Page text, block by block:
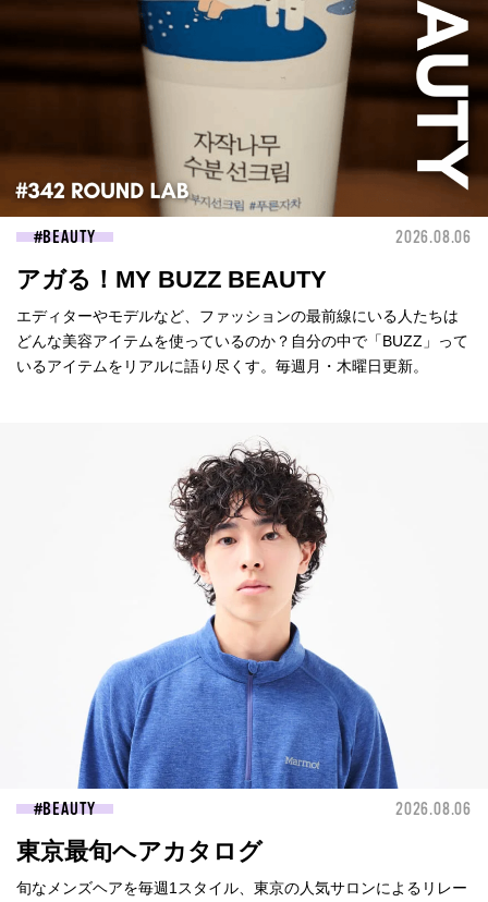
BEAUTY 2026.08.06
アガる！MY BUZZ BEAUTY
エディターやモデルなど、ファッションの最前線にいる人たちは
どんな美容アイテムを使っているのか？自分の中で「BUZZ」って
いるアイテムをリアルに語り尽くす。毎週月・木曜日更新。
BEAUTY 2026.08.06
東京最旬ヘアカタログ
旬なメンズヘアを毎週1スタイル、東京の人気サロンによるリレー